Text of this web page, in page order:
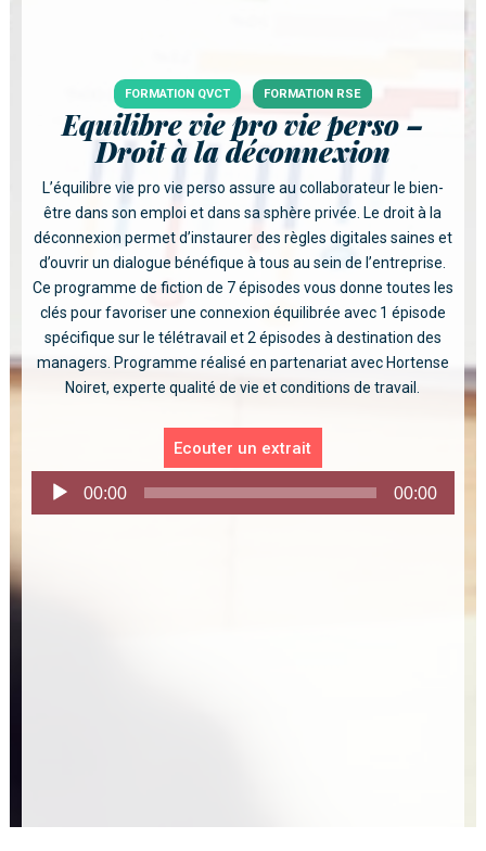
FORMATION QVCT FORMATION RSE
Equilibre vie pro vie perso –
Droit à la déconnexion
L’équilibre vie pro vie perso assure au collaborateur le bien-
être dans son emploi et dans sa sphère privée. Le droit à la
déconnexion permet d’instaurer des règles digitales saines et
d’ouvrir un dialogue bénéfique à tous au sein de l’entreprise.
Ce programme de fiction de 7 épisodes vous donne toutes les
clés pour favoriser une connexion équilibrée avec 1 épisode
spécifique sur le télétravail et 2 épisodes à destination des
managers. Programme réalisé en partenariat avec Hortense
Noiret, experte qualité de vie et conditions de travail.
Ecouter un extrait
00:00 00:00